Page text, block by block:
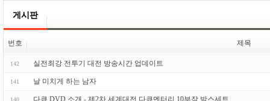
게시판
번호 제목
142 실전최강 전투기 대전 방송시간 업데이트
141 날 미치게 하는 남자
140 다큐 DVD 소개 - 제2차 세계대전 다큐멘터리 10부작 박스세트